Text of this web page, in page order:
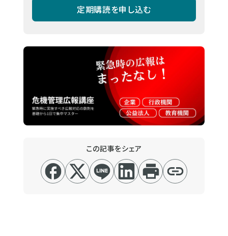
定期購読を申し込む
この記事をシェア